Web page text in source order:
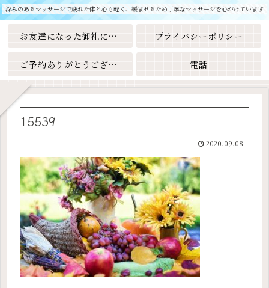
深みのあるマッサージで疲れた体と心も軽く、緩ませるため丁寧なマッサージを心がけています
お友達になった御礼に素敵なクーポンをプレゼント🎁 プライバシーポリシー
ご予約ありがとうございます 電話
15539
2020.09.08